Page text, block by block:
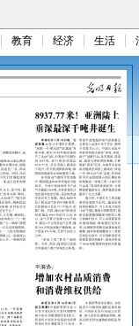
教育 经济 生活